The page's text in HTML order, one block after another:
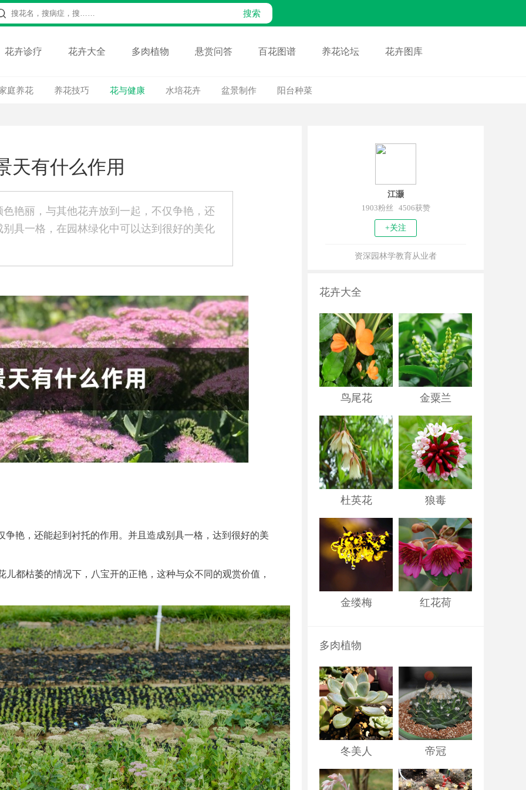
花卉诊疗 花卉大全 多肉植物 悬赏问答 百花图谱 养花论坛 花卉图库
庭养花 养花技巧 花与健康 水培花卉 盆景制作 阳台种菜
天有什么作用
艳丽，与其他花卉放到一起，不仅争艳，还
具一格，在园林绿化中可以达到很好的美化
艳，还能起到衬托的作用。并且造成别具一格，达到很好的美
儿都枯萎的情况下，八宝开的正艳，这种与众不同的观赏价值，
江灏
1903粉丝 4506获赞
+关注
资深园林学教育从业者
花卉大全
鸟尾花 金粟兰
杜英花 狼毒
金缕梅 红花荷
多肉植物
冬美人 帝冠